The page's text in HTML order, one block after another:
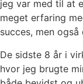
jeg var med til at
meget erfaring
succes, men
De sidste 8 år i
hvor jeg brugte